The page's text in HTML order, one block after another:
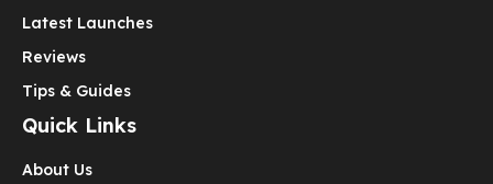
Latest Launches
Reviews
Tips & Guides
Quick Links
About Us